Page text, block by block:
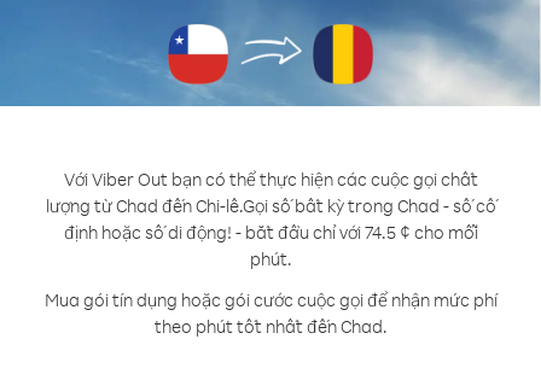
Với Viber Out bạn có thể thực hiện các cuộc gọi chất
lượng từ Chad đến Chi-lê.Gọi số bất kỳ trong Chad - số cố
định hoặc số di động! - bắt đầu chỉ với 74.5 ¢ cho mỗi
phút.
Mua gói tín dụng hoặc gói cước cuộc gọi để nhận mức phí
theo phút tốt nhất đến Chad.